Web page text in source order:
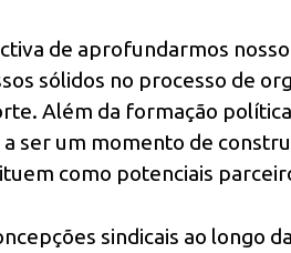
de aprofundarmos
sólidos no processo de
Além da formação
ser um momento de
como potenciais
sindicais ao longo